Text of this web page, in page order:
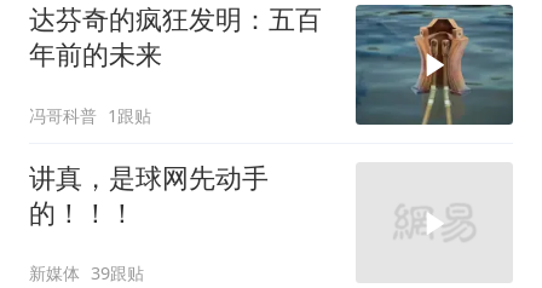
达芬奇的疯狂发明：五百
年前的未来
冯哥科普 1跟贴
讲真，是球网先动手
的！！！
新媒体 39跟贴